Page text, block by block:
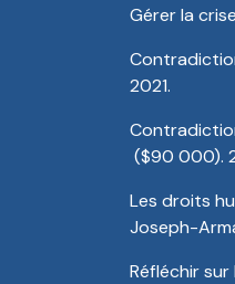
Gérer la
2021.
($90 000).
Les droits
Joseph-
Réfléchir